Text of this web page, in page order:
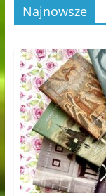
Najnowsze